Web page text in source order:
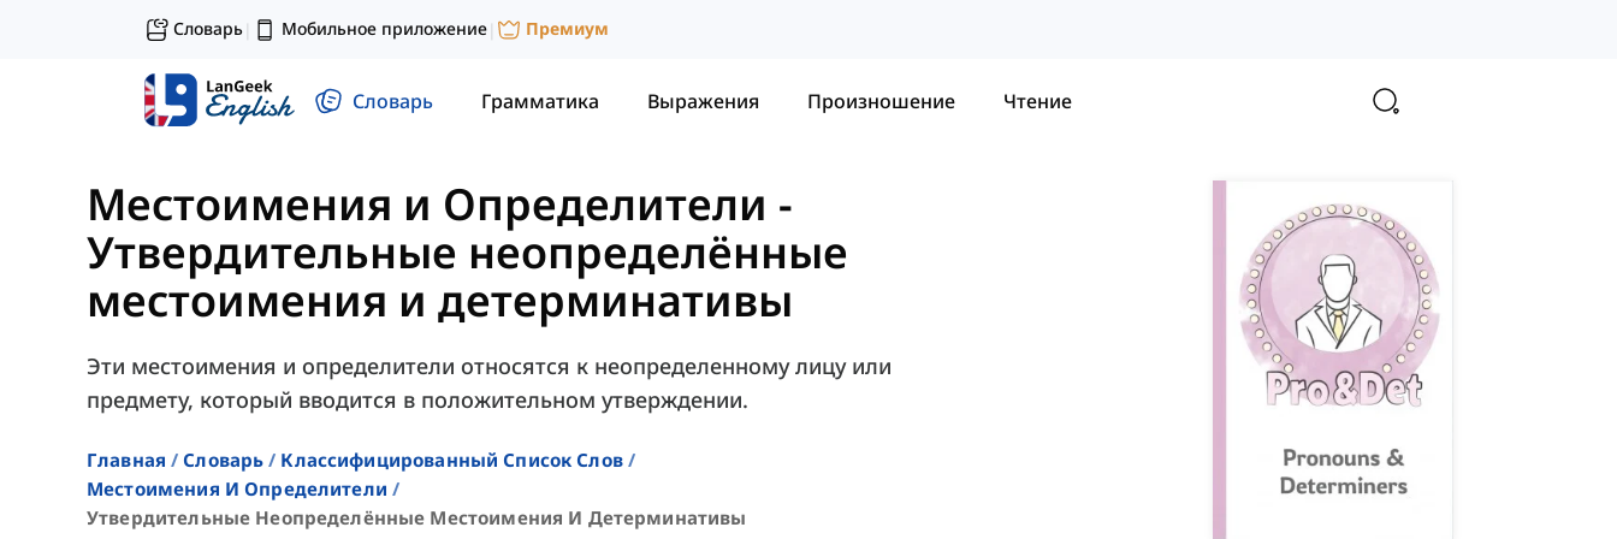
Словарь| Мобильное приложение| Премиум
Словарь Грамматика Выражения Произношение Чтение
Местоимения и Определители -
Утвердительные неопределённые
местоимения и детерминативы
Эти местоимения и определители относятся к неопределенному лицу или
предмету, который вводится в положительном утверждении.
Главная Словарь
Классифицированный Список Слов
Местоимения И Определители
Утвердительные Неопределённые Местоимения И Детерминативы